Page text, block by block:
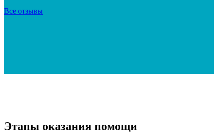
Все отзывы
Этапы оказания помощи